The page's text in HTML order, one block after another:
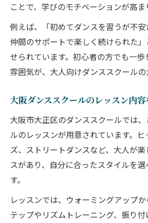
ことで、学びのモチベーションが高ま
例えば、「初めてダンスを習うが不
仲間のサポートで楽しく続けられた
せられています。初心者の方でも一
雰囲気が、大人向けダンススクールの
大阪ダンススクールのレッスン内
大阪市大正区のダンススクールでは
ルのレッスンが用意されています。ヒ
ズ、ストリートダンスなど、大人が
スがあり、自分に合ったスタイルを
す。
レッスンでは、ウォーミングアップ
テップやリズムトレーニング、振り